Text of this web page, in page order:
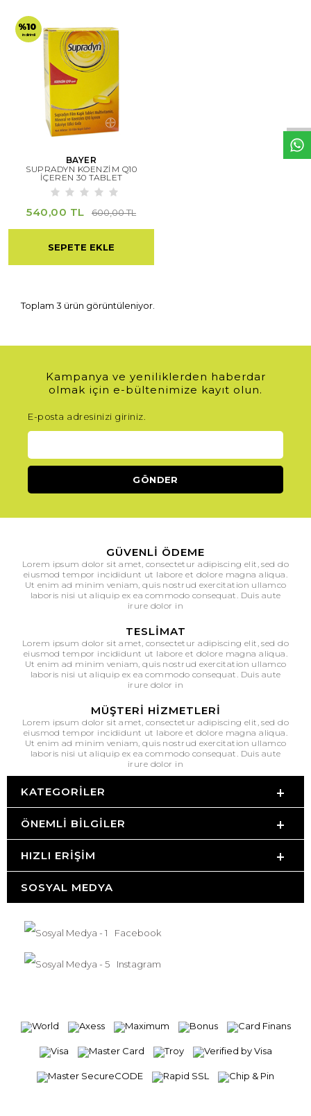
%10
indirimli
BAYER
SUPRADYN KOENZİM Q10
İÇEREN 30 TABLET
540,00 TL 600,00 TL
SEPETE EKLE
Toplam 3 ürün görüntüleniyor.
Kampanya ve yeniliklerden haberdar
olmak için e-bültenimize kayıt olun.
E-posta adresinizi giriniz.
GÜVENLI ÖDEME
Lorem ipsum dolor sit amet, consectetur adipiscing elit, sed do
eiusmod tempor incididunt ut labore et dolore magna aliqua.
Ut enim ad minim veniam, quis nostrud exercitation ullamco
laboris nisi ut aliquip ex ea commodo consequat. Duis aute
irure dolor in
TESLIMAT
Lorem ipsum dolor sit amet, consectetur adipiscing elit, sed do
eiusmod tempor incididunt ut labore et dolore magna aliqua.
Ut enim ad minim veniam, quis nostrud exercitation ullamco
laboris nisi ut aliquip ex ea commodo consequat. Duis aute
irure dolor in
MÜŞTERI HIZMETLERI
Lorem ipsum dolor sit amet, consectetur adipiscing elit, sed do
eiusmod tempor incididunt ut labore et dolore magna aliqua.
Ut enim ad minim veniam, quis nostrud exercitation ullamco
laboris nisi ut aliquip ex ea commodo consequat. Duis aute
irure dolor in
KATEGORILER
ÖNEMLI BILGILER
HIZLI ERIŞIM
SOSYAL MEDYA
Facebook
Instagram